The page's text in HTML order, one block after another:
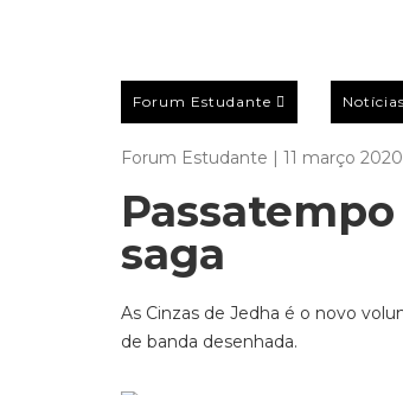
Forum Estudante Notícias
Forum Estudante | 11 março 2020
saga
As Cinzas de Jedha é o novo
de banda desenhada.